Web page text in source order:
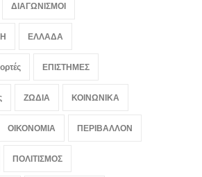
ΔΙΑΓΩΝΙΣΜΟΙ
ΕΛΛΑΔΑ
ΕΠΙΣΤΗΜΕΣ
ΖΩΔΙΑ ΚΟΙΝΩΝΙΚΑ
ΟΙΚΟΝΟΜΙΑ ΠΕΡΙΒΑΛΛΟΝ
ΠΟΛΙΤΙΣΜΟΣ